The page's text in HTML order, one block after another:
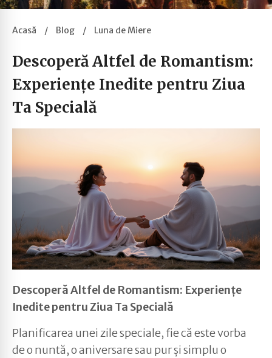
Acasă / Blog / Luna de Miere
Descoperă Altfel de Romantism:
Experiențe Inedite pentru Ziua
Ta Specială
Descoperă Altfel de Romantism: Experiențe
Inedite pentru Ziua Ta Specială
Planificarea unei zile speciale, fie că este vorba
de o nuntă, o aniversare sau pur și simplu o